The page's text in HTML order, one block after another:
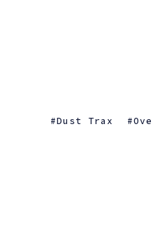
Dust Trax